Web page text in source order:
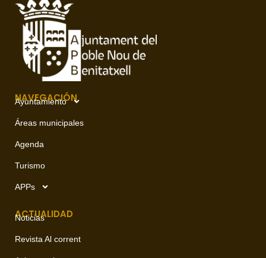
NAVEGACIÓN
Ayuntamiento
Áreas municipales
Agenda
Turismo
APPs
ACTUALIDAD
Noticias
Revista Al corrent